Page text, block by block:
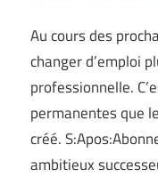
Au cours des
changer d’emploi
professionnelle.
permanentes que
créé.
ambitieux